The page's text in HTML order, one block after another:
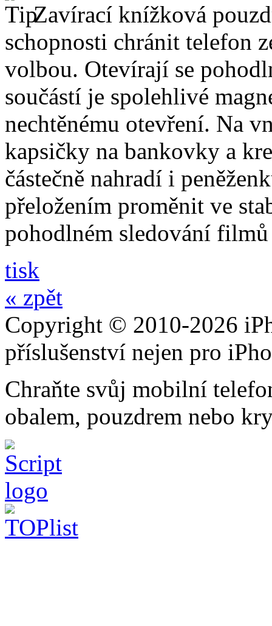
Zavírací knížková
schopnosti chránit telefon
volbou. Otevírají se
součástí je spolehlivé
nechtěnému otevření. Na
kapsičky na bankovky a
částečně nahradí i
přeložením proměnit ve
pohodlném sledování
tisk
« zpět
Copyright © 2010-2026
příslušenství nejen pro
Chraňte svůj mobilní
obalem, pouzdrem nebo